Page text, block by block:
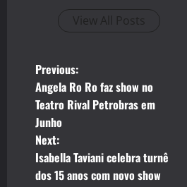
View All Posts
P
o
s
t
Previous:
Angela Ro Ro faz show no
Teatro Rival Petrobras em
Junho
Next:
Isabella Taviani celebra turnê
dos 15 anos com novo show